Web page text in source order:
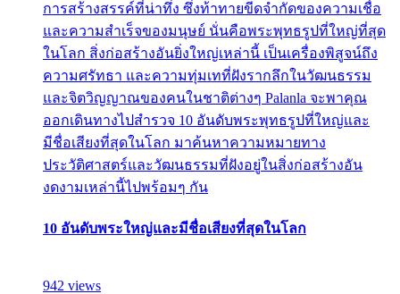
การสร้างสรรค์ที่น่าทึ่ง ซึ่งท้าทายขีดจำกัดของความเชื่อ
และความสำเร็จของมนุษย์ นั่นคือพระพุทธรูปที่ใหญ่ที่สุด
ในโลก สิ่งก่อสร้างอันยิ่งใหญ่เหล่านี้ เป็นเครื่องพิสูจน์ถึง
ความศรัทธา และความทุ่มเทที่ฝังรากลึกในวัฒนธรรม
และจิตวิญญาณของคนในชาติต่างๆ Palanla จะพาคุณ
ออกเดินทางไปสำรวจ 10 อันดับพระพุทธรูปที่ใหญ่และ
มีชื่อเสียงที่สุดในโลก มาค้นหาความหมายทาง
ประวัติศาสตร์และวัฒนธรรมที่ฝังอยู่ในสิ่งก่อสร้างอัน
งดงามเหล่านี้ไปพร้อมๆ กัน
10 อันดับพระใหญ่และมีชื่อเสียงที่สุดในโลก
942 views